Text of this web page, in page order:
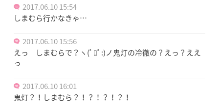
2017.06.10 15:54
しまむら行かなきゃ…
2017.06.10 15:56
えっ しまむらで？ヽ(ﾟﾛﾟ:)ノ鬼灯の冷徹の？えっ？ええ
っ
2017.06.10 16:01
鬼灯？！しまむら？！？！？！？！